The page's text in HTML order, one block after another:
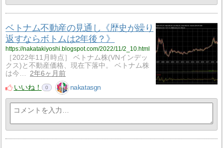
ベトナム不動産の見通し《歴史が繰り
返すならボトムは2年後？》
https://nakatakiyoshi.blogspot.com/2022/11/2_10.html
［2022年11月時点］ ベトナム株(VNインデッ
クス)と不動産価格、現在下落中。 ベトナム株
は今…
2年6ヶ月前
いいね！
0 nakatasgn